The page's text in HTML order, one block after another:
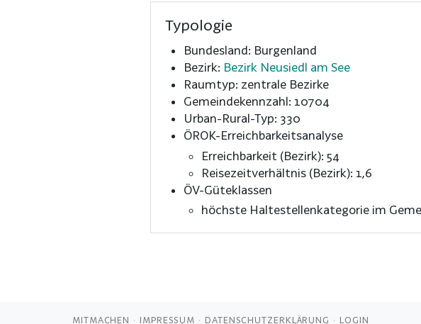
Typologie
Bundesland: Burgenland
Bezirk: Bezirk Neusiedl am See
Raumtyp: zentrale Bezirke
Gemeindekennzahl: 10704
Urban-Rural-Typ: 330
ÖROK-Erreichbarkeitsanalyse
Erreichbarkeit (Bezirk): 54
Reisezeitverhältnis (Bezirk): 1,6
ÖV-Güteklassen
höchste Haltestellenkategorie im
MITMACHEN IMPRESSUM DATENSCHUTZERKLÄRUNG LOGIN